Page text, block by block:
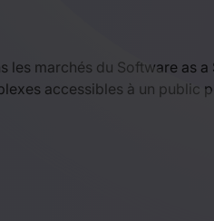
les marchés du Software as a
accessibles à un public